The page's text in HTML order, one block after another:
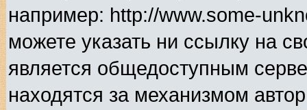
например: http://www.some-
можете указать ни ссылку на
является общедоступным
находятся за механизмом